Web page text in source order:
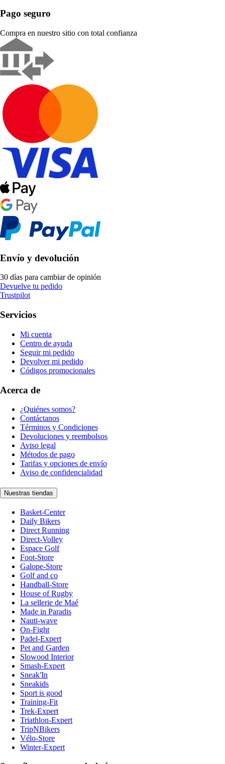
Pago seguro
Compra en nuestro sitio con total confianza
Envío y devolución
30 días para cambiar de opinión
Devuelve tu pedido
Trustpilot
Servicios
Mi cuenta
Centro de ayuda
Seguir mi pedido
Devolver mi pedido
Códigos promocionales
Acerca de
¿Quiénes somos?
Contáctanos
Términos y Condiciones
Devoluciones y reembolsos
Aviso legal
Métodos de pago
Tarifas y opciones de envío
Aviso de confidencialidad
Nuestras tiendas
Basket-Center
Daily Bikers
Direct Running
Direct-Volley
Espace Golf
Foot-Store
Galope-Store
Golf and co
Handball-Store
House of Rugby
La sellerie de Maé
Made in Paradis
Nauti-wave
On-Fight
Padel-Expert
Pet and Garden
Slowood Interior
Smash-Expert
Sneak'In
Sneakids
Sport is good
Training-Fit
Trek-Expert
Triathlon-Expert
TripNBikers
Vélo-Store
Winter-Expert